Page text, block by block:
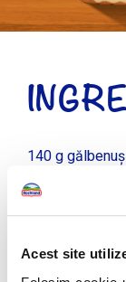
Acest site
140 g
150 g zahăr
550 g cremă
de 350 g + 1
100 ml
500 g cafea